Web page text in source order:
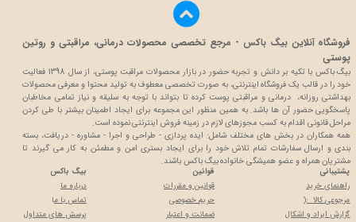
پشتیبانی
راهنمای خرید
مرجوعی کالا :(
گزارش ایراد و اشکال
قوانین
قوانین و مقررات
حریم خصوصی
ضمانت و اعتبار
بیگ باکس
درباره ما
تماس با ما
پرسش های متداول
فروشگاه آنلاین بیگ باکس - مرجع تخصصی محصولات درمانی، مراقبتی و روتین
پوستی
بیگ باکس با تکیه بر دانش و تجربه حضور در بازار محصولات مراقبت پوستی، از سال 1398 فعالیت
خود را در قالب یک فروشگاه اینترنتی، به صورت تخصصی معطوف به تولید محتوا و معرفی محصولات
بهداشتی روزانه، درمانی و مراقبتی پوست کرده تا بتواند با توجه به سلیقه و نیاز تمامی مخاطبان
پاسخگویی حضور آن ها باشد. به همین منظور این مجموعه برای ایجاد اطمینان بیشتر با طی کردن
مراحل قانونی اقدام به کسب مجوزهای لازم در زمینه فروش اینترنتی نموده است.
همه همکاران در بخش های مختلف شامل: ایده پردازی - طراحی و اجرا - مشاوره - دریافت، بسته
بندی و ارسال سفارشات تمام تلاش خود را برای ایجاد بستری امن و مطمئن به کار می گیرند تا
مشتریان همراه و عضو همیشگی خانواده بیگ باکس باشند.